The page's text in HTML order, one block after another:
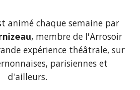
animé chaque semaine par
, membre de l'Arrosoir
expérience théâtrale, sur
parisiennes et
d'ailleurs.